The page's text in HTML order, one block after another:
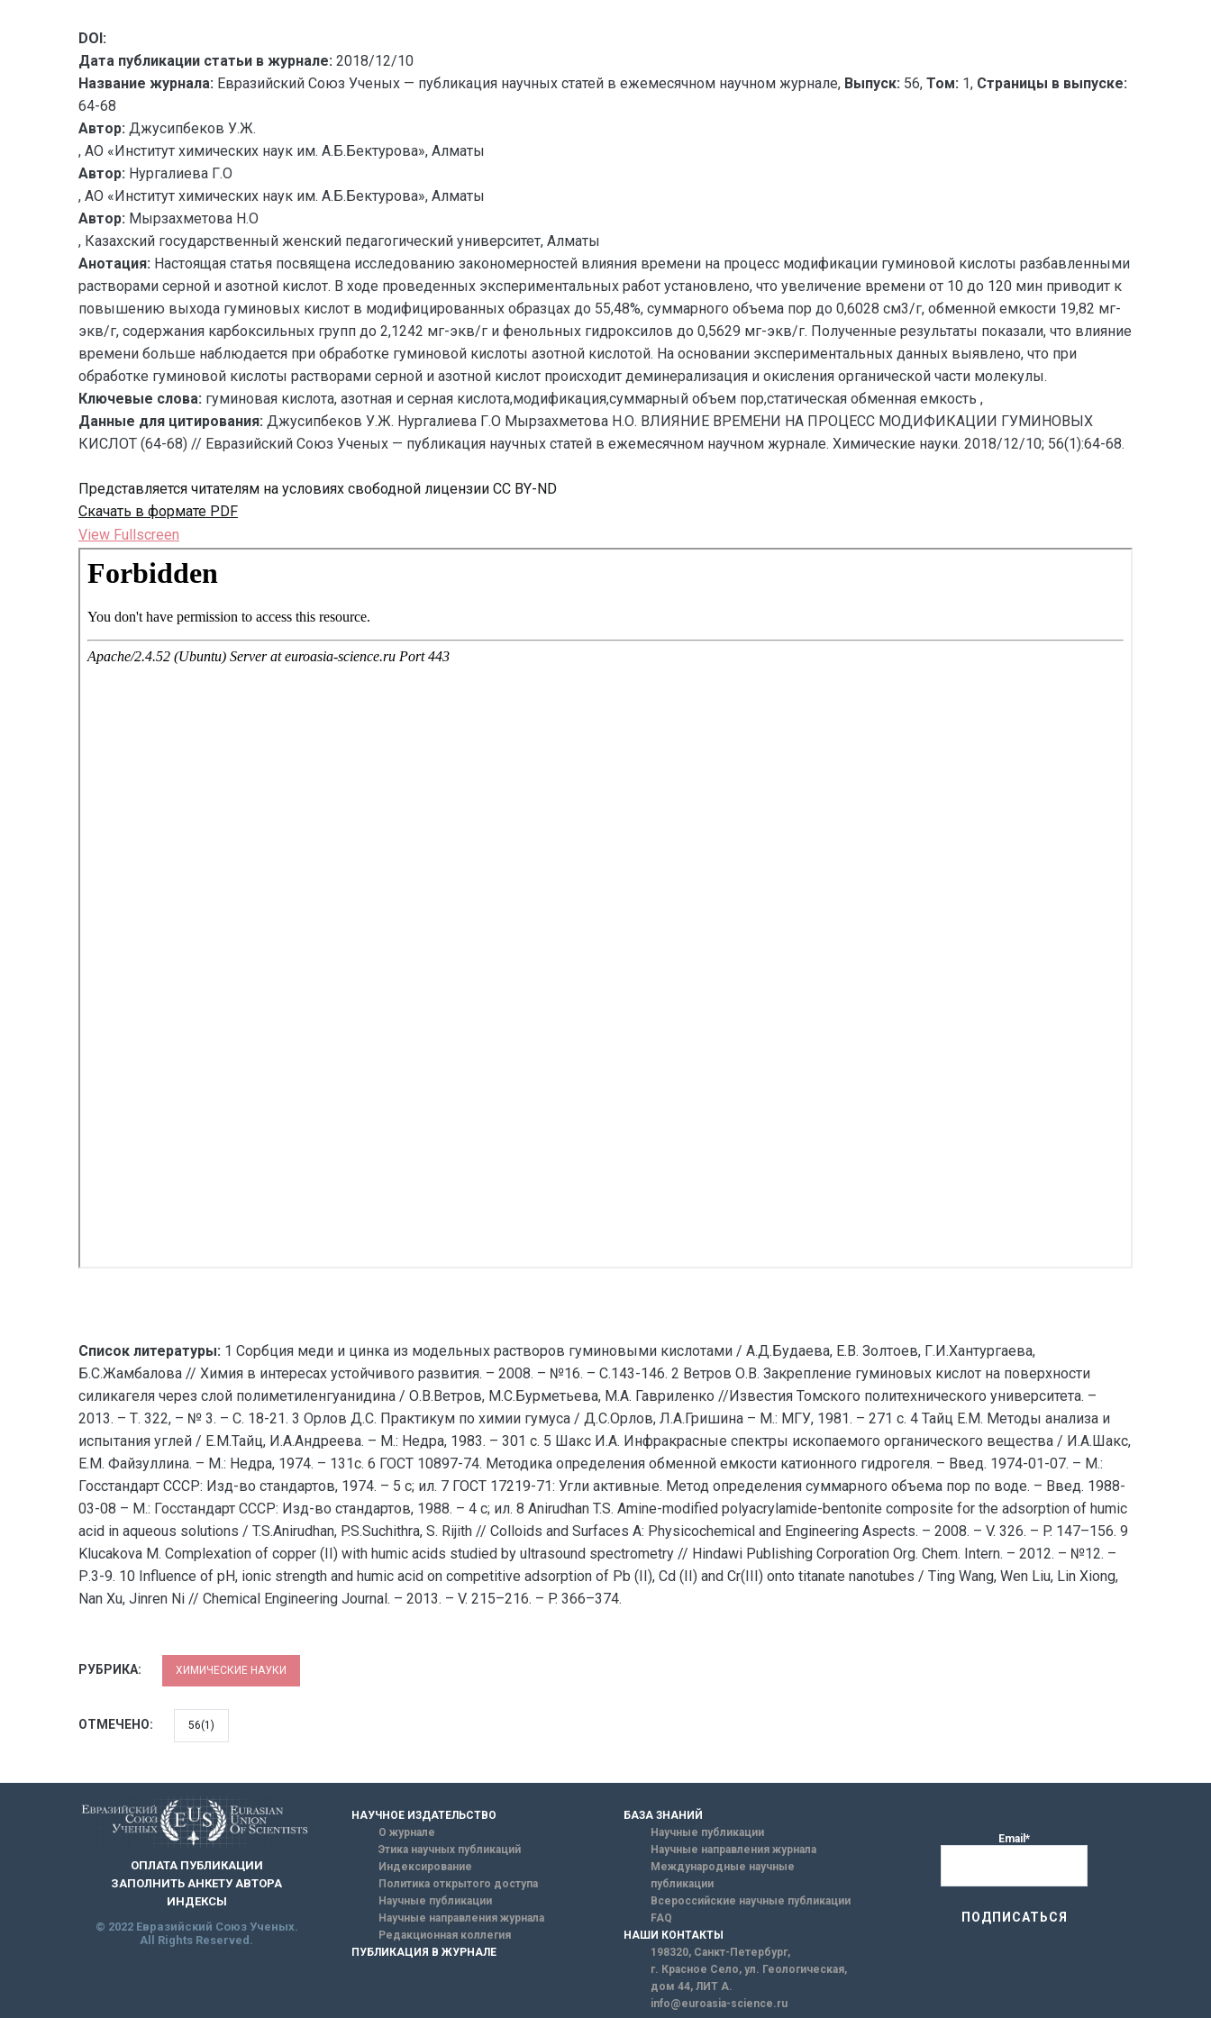
DOI:
Дата публикации статьи в журнале: 2018/12/10
Название журнала: Евразийский Союз Ученых — публикация научных статей в ежемесячном научном журнале, Выпуск: 56, Том: 1, Страницы в выпуске:
64-68
Автор: Джусипбеков У.Ж.
, АО «Институт химических наук им. А.Б.Бектурова», Алматы
Автор: Нургалиева Г.О
, АО «Институт химических наук им. А.Б.Бектурова», Алматы
Автор: Мырзахметова Н.О
, Казахский государственный женский педагогический университет, Алматы
Анотация: Настоящая статья посвящена исследованию закономерностей влияния времени на процесс модификации гуминовой кислоты разбавленными
растворами серной и азотной кислот. В ходе проведенных экспериментальных работ установлено, что увеличение времени от 10 до 120 мин приводит к
повышению выхода гуминовых кислот в модифицированных образцах до 55,48%, суммарного объема пор до 0,6028 см3/г, обменной емкости 19,82 мг-
экв/г, содержания карбоксильных групп до 2,1242 мг-экв/г и фенольных гидроксилов до 0,5629 мг-экв/г. Полученные результаты показали, что влияние
времени больше наблюдается при обработке гуминовой кислоты азотной кислотой. На основании экспериментальных данных выявлено, что при
обработке гуминовой кислоты растворами серной и азотной кислот происходит деминерализация и окисления органической части молекулы.
Ключевые слова: гуминовая кислота, азотная и серная кислота,модификация,суммарный объем пор,статическая обменная емкость ,
Данные для цитирования: Джусипбеков У.Ж. Нургалиева Г.О Мырзахметова Н.О. ВЛИЯНИЕ ВРЕМЕНИ НА ПРОЦЕСС МОДИФИКАЦИИ ГУМИНОВЫХ
КИСЛОТ (64-68) // Евразийский Союз Ученых — публикация научных статей в ежемесячном научном журнале. Химические науки. 2018/12/10; 56(1):64-68.
Представляется читателям на условиях свободной лицензии CC BY-ND
Скачать в формате PDF
View Fullscreen
Перейти
содержимому
Список литературы: 1 Сорбция меди и цинка из модельных растворов гуминовыми кислотами / А.Д.Будаева, Е.В. Золтоев, Г.И.Хантургаева,
Б.С.Жамбалова // Химия в интересах устойчивого развития. – 2008. – №16. – С.143-146. 2 Ветров О.В. Закрепление гуминовых кислот на поверхности
силикагеля через слой полиметиленгуанидина / О.В.Ветров, М.С.Бурметьева, М.А. Гавриленко //Известия Томского политехнического университета. –
2013. – Т. 322, – № 3. – С. 18-21. 3 Орлов Д.С. Практикум по химии гумуса / Д.С.Орлов, Л.А.Гришина – М.: МГУ, 1981. – 271 с. 4 Тайц Е.М. Методы анализа и
испытания углей / Е.М.Тайц, И.А.Андреева. – М.: Недра, 1983. – 301 с. 5 Шакс И.А. Инфракрасные спектры ископаемого органического вещества / И.А.Шакс,
Е.М. Файзуллина. – М.: Недра, 1974. – 131с. 6 ГОСТ 10897-74. Методика определения обменной емкости катионного гидрогеля. – Введ. 1974-01-07. – М.:
Госстандарт СССР: Изд-во стандартов, 1974. – 5 с; ил. 7 ГОСТ 17219-71: Угли активные. Метод определения суммарного объема пор по воде. – Введ. 1988-
03-08 – М.: Госстандарт СССР: Изд-во стандартов, 1988. – 4 с; ил. 8 Anirudhan T.S. Amine-modified polyacrylamide-bentonite composite for the adsorption of humic
acid in aqueous solutions / T.S.Anirudhan, P.S.Suchithra, S. Rijith // Colloids and Surfaces A: Physicochemical and Engineering Aspects. – 2008. – V. 326. – P. 147–156. 9
Klucakova М. Complexation of сopper (II) with humic acids studied by ultrasound spectrometry // Hindawi Publishing Corporation Org. Chem. Intern. – 2012. – №12. –
Р.3-9. 10 Influence of pH, ionic strength and humic acid on competitive adsorption of Pb (II), Cd (II) and Cr(III) onto titanate nanotubes / Ting Wang, Wen Liu, Lin Xiong,
Nan Xu, Jinren Ni // Chemical Engineering Journal. – 2013. – V. 215–216. – P. 366–374.
РУБРИКА: ХИМИЧЕСКИЕ НАУКИ
ОТМЕЧЕНО: 56(1)
ОПЛАТА ПУБЛИКАЦИИ
ЗАПОЛНИТЬ АНКЕТУ АВТОРА
ИНДЕКСЫ
© 2022 Евразийский Союз Ученых.
All Rights Reserved.
НАУЧНОЕ ИЗДАТЕЛЬСТВО
О журнале
Этика научных публикаций
Индексирование
Политика открытого доступа
Научные публикации
Научные направления журнала
Редакционная коллегия
ПУБЛИКАЦИЯ В ЖУРНАЛЕ
БАЗА ЗНАНИЙ
Научные публикации
Научные направления журнала
Международные научные
публикации
Всероссийские научные публикации
FAQ
НАШИ КОНТАКТЫ
198320, Санкт-Петербург,
г. Красное Село, ул. Геологическая,
дом 44, ЛИТ А.
info@euroasia-science.ru
Email*